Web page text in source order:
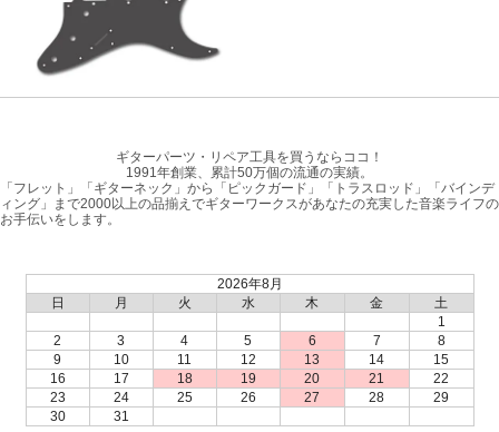
ギターパーツ・リペア工具を買うならココ！
1991年創業、累計50万個の流通の実績。
「フレット」「ギターネック」から「ピックガード」「トラスロッド」「バインデ
ィング」まで2000以上の品揃えでギターワークスがあなたの充実した音楽ライフの
お手伝いをします。
2026年8月
日
月 火 水 木 金
土
1
2
3 4 5 6 7
8
9
10 11 12 13 14
15
16
17 18 19 20 21
22
23
24 25 26 27 28
29
30
31